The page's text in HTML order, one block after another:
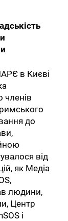
в Києві
членів
до
від
як Медіа
людини,
Центр
і